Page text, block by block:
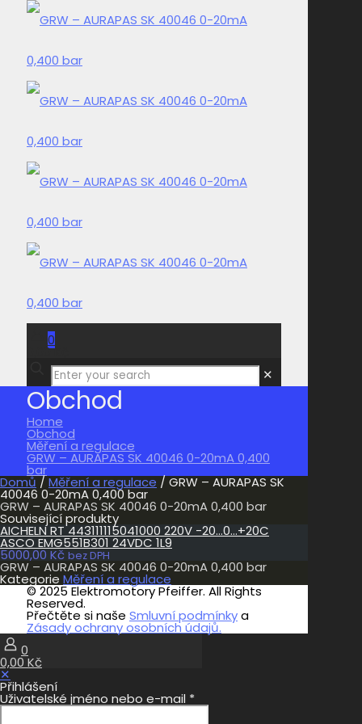
0
0,00 Kč
✕
Obchod
Home
Obchod
Měření a regulace
GRW – AURAPAS SK 40046 0-20mA 0,400
bar
Domů / Měření a regulace / GRW – AURAPAS SK
40046 0-20mA 0,400 bar
GRW – AURAPAS SK 40046 0-20mA 0,400 bar
Související produkty
AICHELN RT 443111115041000 220V -20…0…+20C
ASCO EMG551B301 24VDC 1L9
5000,00 Kč bez DPH
GRW – AURAPAS SK 40046 0-20mA 0,400 bar
Kategorie Měření a regulace
© 2025 Elektromotory Pfeiffer. All Rights
Reserved.
Přečtěte si naše Smluvní podmínkya
Zásady ochrany osobních údajů.
0
0,00 Kč
✕
Přihlášení
Uživatelské jméno nebo e-mail *